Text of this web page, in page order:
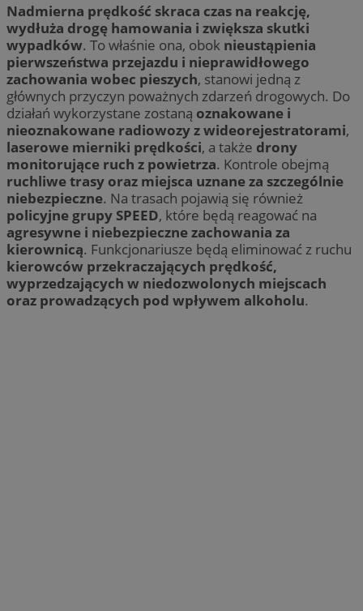
Nadmierna prędkość skraca czas na reakcję,
wydłuża drogę hamowania i zwiększa skutki
wypadków. To właśnie ona, obok nieustąpienia
pierwszeństwa przejazdu i nieprawidłowego
zachowania wobec pieszych, stanowi jedną z
głównych przyczyn poważnych zdarzeń drogowych. Do
działań wykorzystane zostaną oznakowane i
nieoznakowane radiowozy z wideorejestratorami,
laserowe mierniki prędkości, a także drony
monitorujące ruch z powietrza. Kontrole obejmą
ruchliwe trasy oraz miejsca uznane za szczególnie
niebezpieczne. Na trasach pojawią się również
policyjne grupy SPEED, które będą reagować na
agresywne i niebezpieczne zachowania za
kierownicą. Funkcjonariusze będą eliminować z ruchu
kierowców przekraczających prędkość,
wyprzedzających w niedozwolonych miejscach
oraz prowadzących pod wpływem alkoholu.